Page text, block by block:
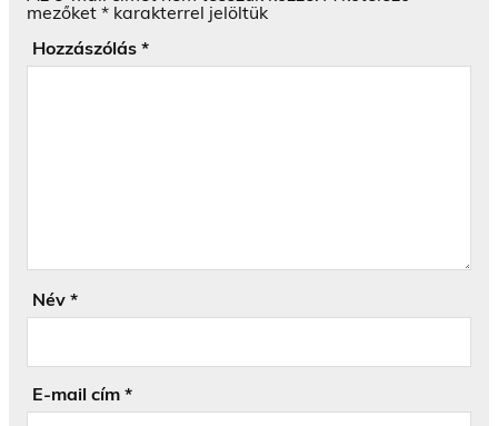
mezőket * karakterrel jelöltük
Hozzászólás *
Név *
E-mail cím *